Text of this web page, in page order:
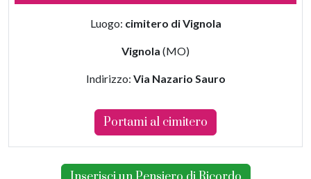
Luogo: cimitero di Vignola
Vignola (MO)
Indirizzo: Via Nazario Sauro
Portami al cimitero